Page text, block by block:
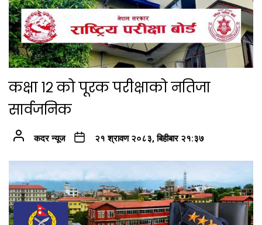
कक्षा १२ को पूरक परीक्षाको नतिजा
सार्वजनिक
कदर न्यूज २१ श्रावण २०८३, बिहीबार २१:३७